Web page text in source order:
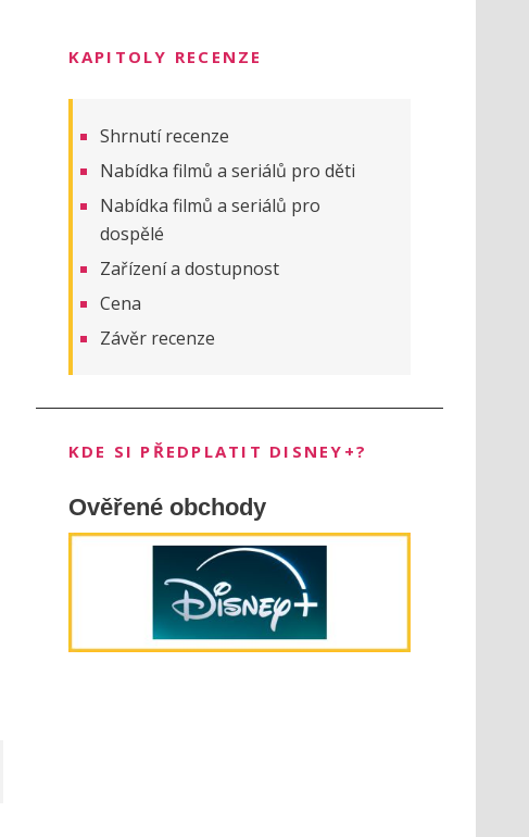
KAPITOLY RECENZE
Shrnutí recenze
Nabídka filmů a seriálů pro děti
Nabídka filmů a seriálů pro
dospělé
Zařízení a dostupnost
Cena
Závěr recenze
KDE SI PŘEDPLATIT DISNEY+?
Ověřené obchody